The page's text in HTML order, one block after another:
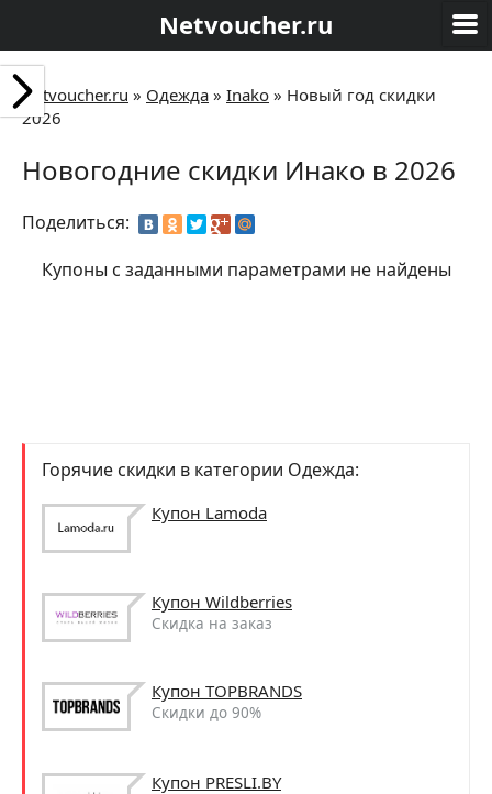
Netvoucher.ru
Netvoucher.ru » Одежда » Inako » Новый год скидки
2026
Новогодние скидки Инако в 2026
Поделиться:
Купоны с заданными параметрами не найдены
Горячие скидки в категории Одежда:
Купон Lamoda
Купон Wildberries
Скидка на заказ
Купон TOPBRANDS
Скидки до 90%
Купон PRESLI.BY